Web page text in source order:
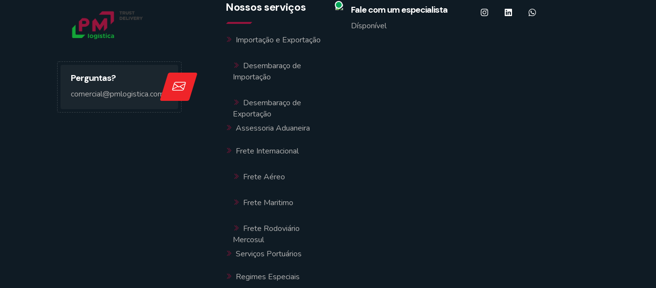
Perguntas?
comercial@pmlogistica.com.br
Nossos serviços
Importação e Exportação
Desembaraço de
Importação
Desembaraço de
Exportação
Assessoria Aduaneira
Frete Internacional
Frete Aéreo
Frete Maritimo
Frete Rodoviário
Mercosul
Serviços Portuários
Regimes Especiais
Fale com um especialista
Dísponível